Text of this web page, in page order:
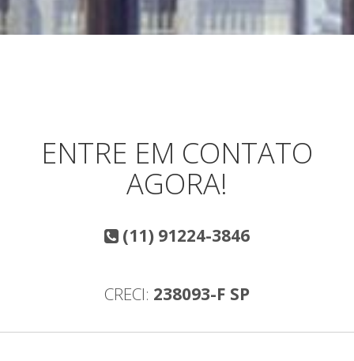
ENTRE EM CONTATO
AGORA!
(11) 91224-3846
CRECI: 238093-F SP